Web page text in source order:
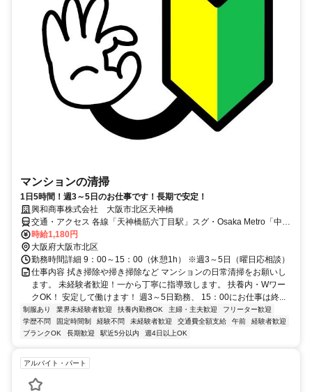
マンションの清掃
1日5時間！週3～5日のお仕事です！長期で安定！
興和商事株式会社 大阪市北区天神橋
交通・アクセス 各線「天神橋筋六丁目駅」スグ・Osaka Metro「中崎
町駅」徒歩12分
時給1,180円
大阪府大阪市北区
勤務時間詳細 9：00～15：00（休憩1h） ※週3～5日（曜日応相談）
仕事内容 拭き掃除や掃き掃除など マンションの日常清掃をお願いし
ます。 未経験者歓迎！一から丁寧に指導致します。 扶養内・Wワー
クOK！ 安定して働けます！ 週3～5日勤務、 15：00にお仕事は終...
制服あり 業界未経験者歓迎 扶養内勤務OK 主婦・主夫歓迎
フリーター歓迎
学歴不問
固定時間制 経験不問 未経験者歓迎 交通費全額支給 午前
経験者歓迎
ブランクOK
長期歓迎 駅近5分以内 週4日以上OK
アルバイト・パート